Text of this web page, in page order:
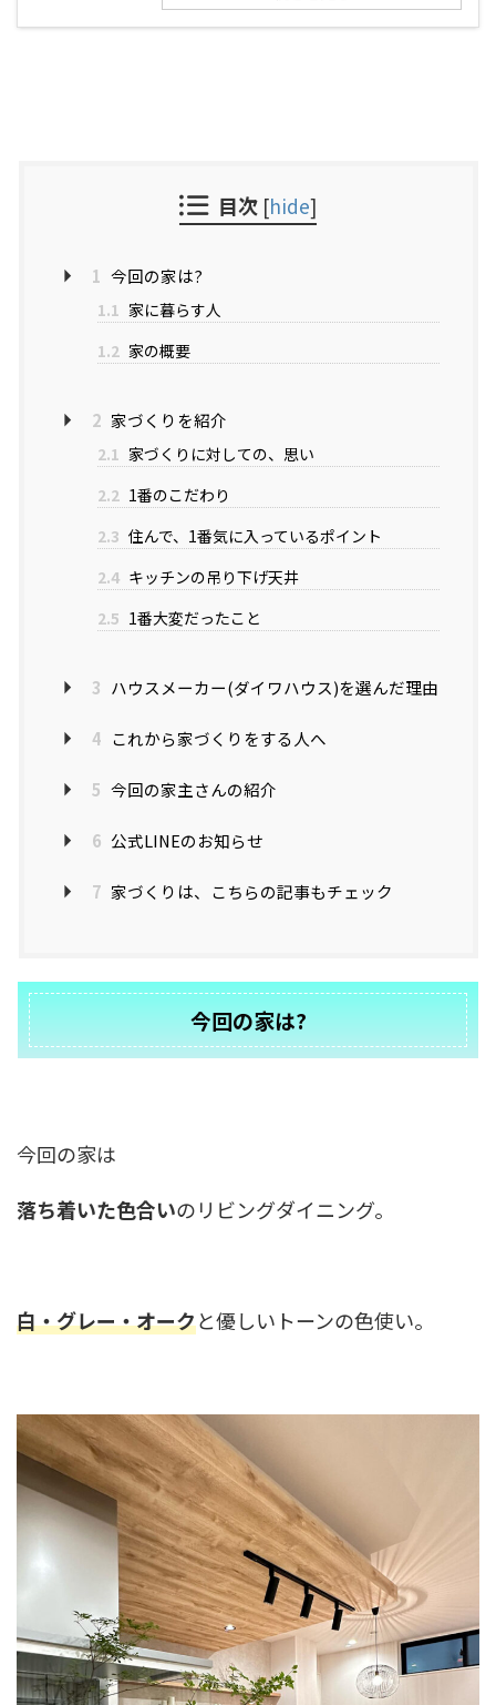
目次 [hide]
1 今回の家は?
1.1 家に暮らす人
1.2 家の概要
2 家づくりを紹介
2.1 家づくりに対しての、思い
2.2 1番のこだわり
2.3 住んで、1番気に入っているポイント
2.4 キッチンの吊り下げ天井
2.5 1番大変だったこと
3 ハウスメーカー(ダイワハウス)を選んだ理由
4 これから家づくりをする人へ
5 今回の家主さんの紹介
6 公式LINEのお知らせ
7 家づくりは、こちらの記事もチェック
今回の家は?
今回の家は
落ち着いた色合いのリビングダイニング。
白・グレー・オークと優しいトーンの色使い。